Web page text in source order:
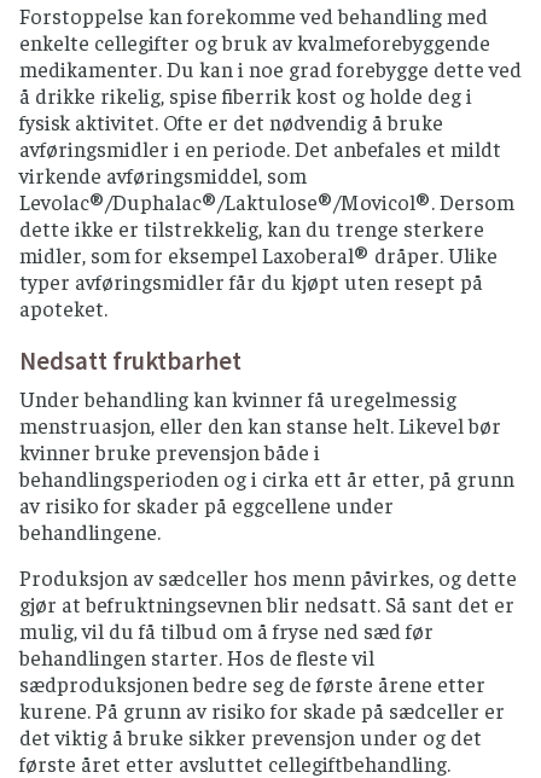
Forstoppelse kan forekomme ved behandling med
enkelte cellegifter og bruk av kvalmeforebyggende
medikamenter. Du kan i noe grad forebygge dette ved
å drikke rikelig, spise fiberrik kost og holde deg i
fysisk aktivitet. Ofte er det nødvendig å bruke
avføringsmidler i en periode. Det anbefales et mildt
virkende avføringsmiddel, som
Levolac®/Duphalac®/Laktulose®/Movicol®. Dersom
dette ikke er tilstrekkelig, kan du trenge sterkere
midler, som for eksempel Laxoberal® dråper. Ulike
typer avføringsmidler får du kjøpt uten resept på
apoteket.
Nedsatt fruktbarhet
Under behandling kan kvinner få uregelmessig
menstruasjon, eller den kan stanse helt. Likevel bør
kvinner bruke prevensjon både i
behandlingsperioden og i cirka ett år etter, på grunn
av risiko for skader på eggcellene under
behandlingene.
Produksjon av sædceller hos menn påvirkes, og dette
gjør at befruktningsevnen blir nedsatt. Så sant det er
mulig, vil du få tilbud om å fryse ned sæd før
behandlingen starter. Hos de fleste vil
sædproduksjonen bedre seg de første årene etter
kurene. På grunn av risiko for skade på sædceller er
det viktig å bruke sikker prevensjon under og det
første året etter avsluttet cellegiftbehandling.